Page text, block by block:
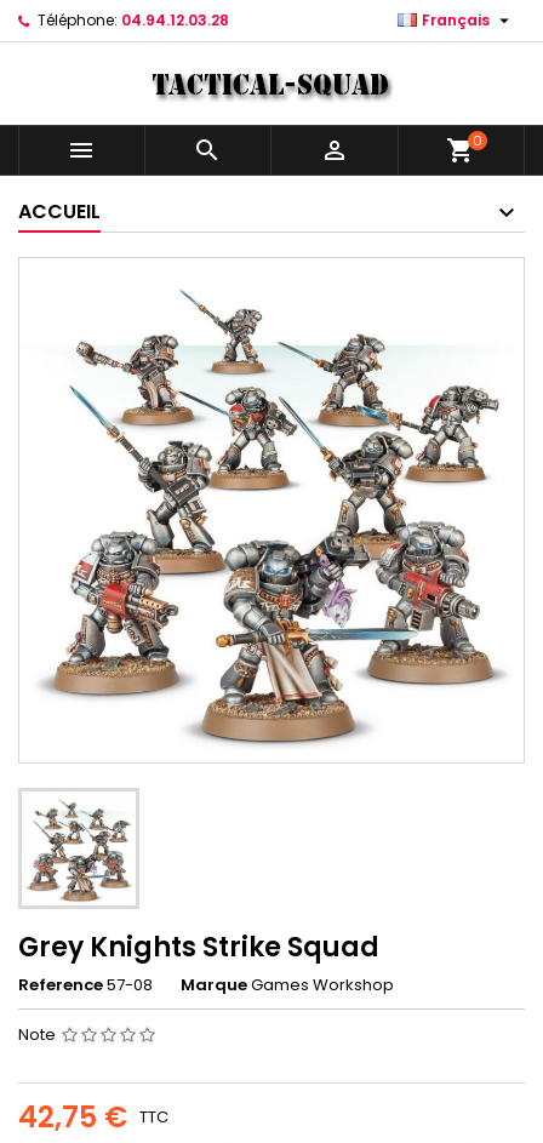
Téléphone: 04.94.12.03.28 Français 
   shopping_cart0
ACCUEIL
Grey Knights Strike Squad
Reference57-08 MarqueGames Workshop
Note
42,75 € TTC